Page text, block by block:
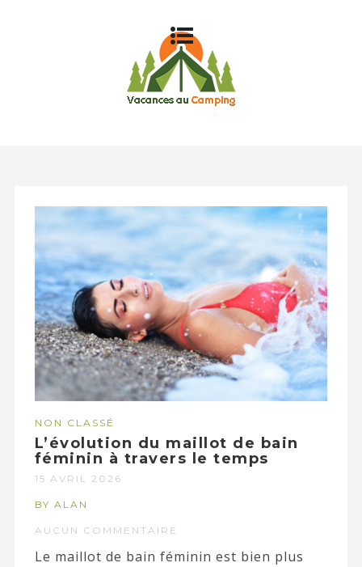
NON CLASSÉ
L’évolution du maillot de bain
féminin à travers le temps
15 AVRIL 2026
BY ALAN
AUCUN COMMENTAIRE
Le maillot de bain féminin est bien plus